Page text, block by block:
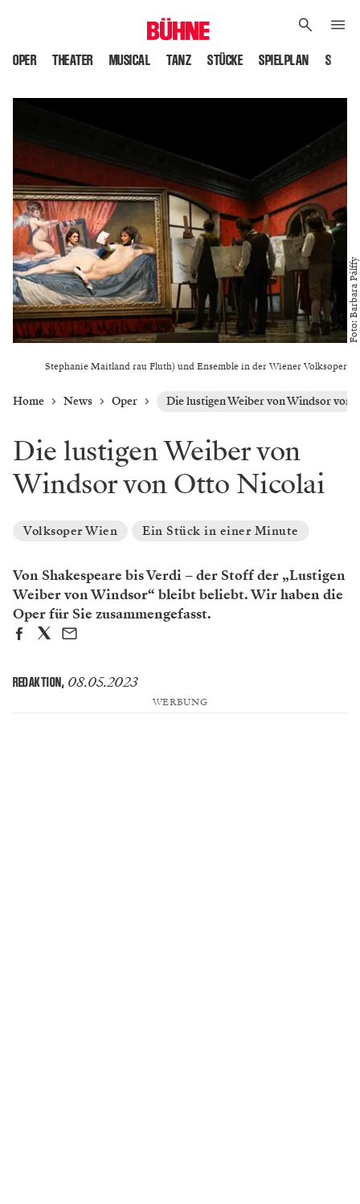
OPER THEATER MUSICAL TANZ STÜCKE SPIELPLAN
Stephanie Maitland rau Fluth) und Ensemble in der Wiener Volksoper
Foto: Barbara Pálffy
Home News Oper Die lustigen Weiber von Windsor von
Die lustigen Weiber von
Windsor von Otto Nicolai
Volksoper Wien Ein Stück in einer Minute
Von Shakespeare bis Verdi – der Stoff der „Lustigen
Weiber von Windsor“ bleibt beliebt. Wir haben die
Oper für Sie zusammengefasst.
REDAKTION, 08.05.2023
WERBUNG